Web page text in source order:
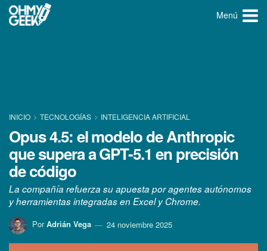
Menú
INICIO TECNOLOGÍ­AS INTELIGENCIA ARTIFICIAL
Opus 4.5: el modelo de Anthropic
que supera a GPT-5.1 en precisión
de código
La compañía refuerza su apuesta por agentes autónomos
y herramientas integradas en Excel y Chrome.
Por Adrián Vega 24 noviembre 2025